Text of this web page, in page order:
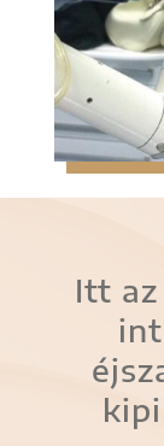
Itt